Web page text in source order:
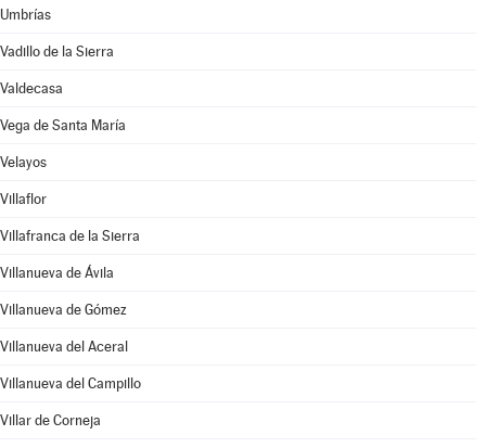
Umbrías
Vadillo de la Sierra
Valdecasa
Vega de Santa María
Velayos
Villaflor
Villafranca de la Sierra
Villanueva de Ávila
Villanueva de Gómez
Villanueva del Aceral
Villanueva del Campillo
Villar de Corneja